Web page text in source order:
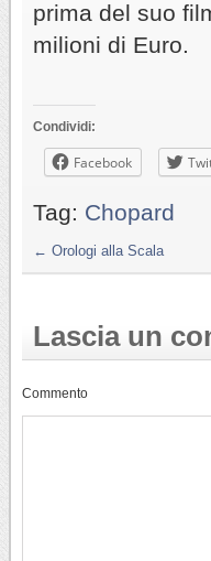
prima del suo
milioni di Euro.
Condividi:
Facebook
Tag: Chopard
← Orologi alla Scala
Lascia un
Commento